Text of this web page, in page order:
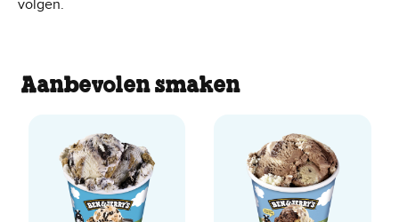
volgen.
Aanbevolen smaken